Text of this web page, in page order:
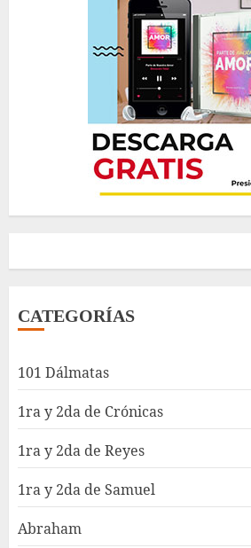
CATEGORÍAS
101 Dálmatas
1ra y 2da de Crónicas
1ra y 2da de Reyes
1ra y 2da de Samuel
Abraham